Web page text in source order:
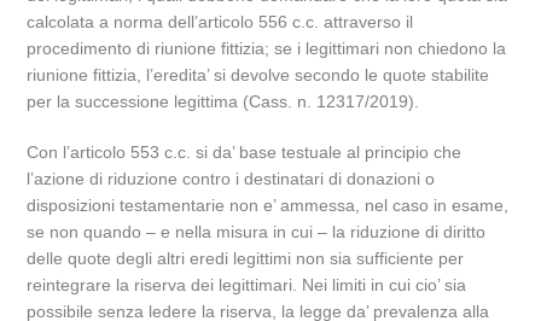
calcolata a norma dell’articolo 556 c.c. attraverso il
procedimento di riunione fittizia; se i legittimari non chiedono la
riunione fittizia, l’eredita’ si devolve secondo le quote stabilite
per la successione legittima (Cass. n. 12317/2019).
Con l’articolo 553 c.c. si da’ base testuale al principio che
l’azione di riduzione contro i destinatari di donazioni o
disposizioni testamentarie non e’ ammessa, nel caso in esame,
se non quando – e nella misura in cui – la riduzione di diritto
delle quote degli altri eredi legittimi non sia sufficiente per
reintegrare la riserva dei legittimari. Nei limiti in cui cio’ sia
possibile senza ledere la riserva, la legge da’ prevalenza alla